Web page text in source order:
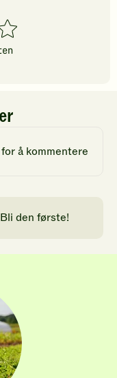
stjerner
for å kommentere
den første!